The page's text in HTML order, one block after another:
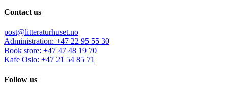
Contact us
post@litteraturhuset.no
Administration: +47 22 95 55 30
Book store: +47 47 48 19 70
Kafe Oslo: +47 21 54 85 71
Follow us